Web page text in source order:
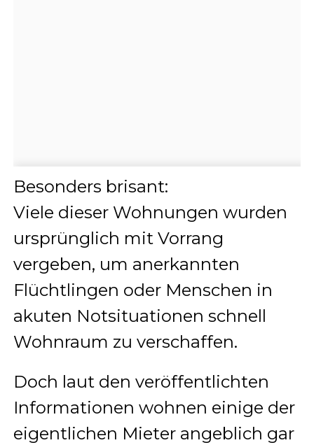
Besonders brisant:
Viele dieser Wohnungen wurden
ursprünglich mit Vorrang
vergeben, um anerkannten
Flüchtlingen oder Menschen in
akuten Notsituationen schnell
Wohnraum zu verschaffen.
Doch laut den veröffentlichten
Informationen wohnen einige der
eigentlichen Mieter angeblich gar